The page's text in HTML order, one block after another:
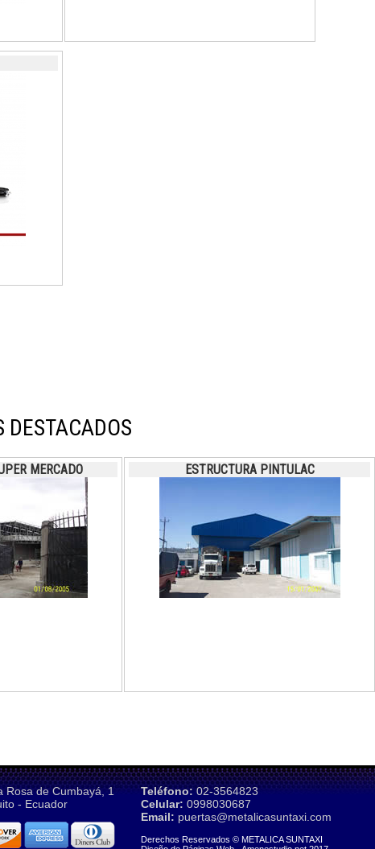
DESTACADOS
MERCADO ESTRUCTURA PINTULAC
Rosa de Cumbayá, 1
- Ecuador
Teléfono:02-3564823
Celular: 0998030687
Email: puertas@metalicasuntaxi.com
Derechos Reservados © METALICA SUNTAXI